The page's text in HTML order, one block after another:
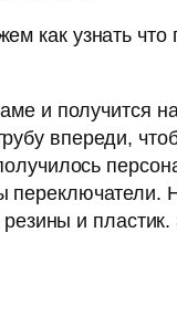
как узнать что
и получится
впереди,
и